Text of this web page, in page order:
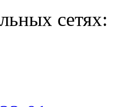
сетях: